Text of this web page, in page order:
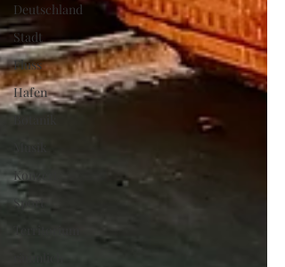
Deutschland
Stadt
Fluss
Hafen
Botanik
Konzert
Sport